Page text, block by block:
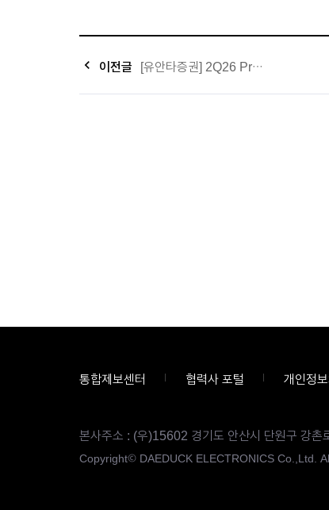
keyboard_arrow_left 이전글 [유안타증권] 2Q26 Pre: 전반에서 확인되는 성장 동력
통합제보센터 협력사 포털 개인정
본사주소 : (우)15602 경기도 안산시 단원구 강
Copyright© DAEDUCK ELECTRONICS Co.,Ltd.